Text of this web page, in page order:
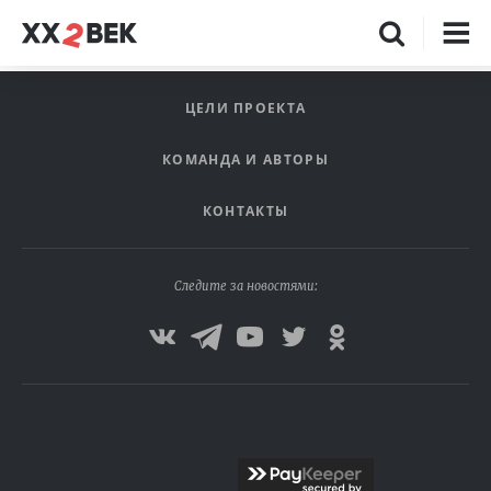
ЦЕЛИ ПРОЕКТА
КОМАНДА И АВТОРЫ
КОНТАКТЫ
Следите за новостями: